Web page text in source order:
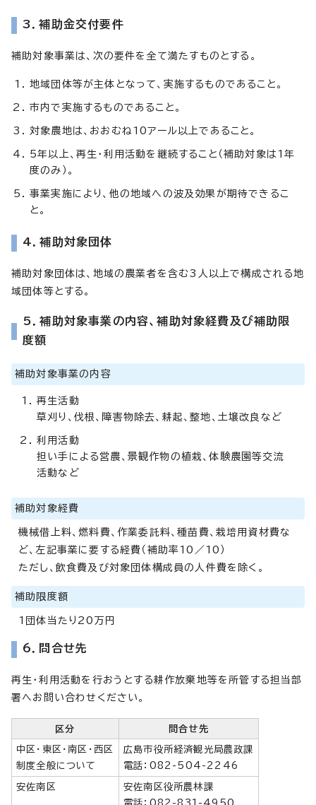
3．補助金交付要件
補助対象事業は、次の要件を全て満たすものとする。
地域団体等が主体となって、実施するものであること。
市内で実施するものであること。
対象農地は、おおむね10アール以上であること。
5年以上、再生・利用活動を継続すること（補助対象は1年
度のみ）。
事業実施により、他の地域への波及効果が期待できるこ
と。
4．補助対象団体
補助対象団体は、地域の農業者を含む3人以上で構成される地
域団体等とする。
5．補助対象事業の内容、補助対象経費及び補助限
度額
補助対象事業の内容
再生活動
草刈り、伐根、障害物除去、耕起、整地、土壌改良など
利用活動
担い手による営農、景観作物の植栽、体験農園等交流
活動など
補助対象経費
機械借上料、燃料費、作業委託料、種苗費、栽培用資材費な
ど、左記事業に要する経費（補助率10／10）
ただし、飲食費及び対象団体構成員の人件費を除く。
補助限度額
1団体当たり20万円
6．問合せ先
再生・利用活動を行おうとする耕作放棄地等を所管する担当部
署へお問い合わせください。
区分 問合せ先
中区・東区・南区・西区
制度全般について
広島市役所経済観光局農政課
電話：082-504-2246
安佐南区
安佐南区役所農林課
電話：082-831-4950